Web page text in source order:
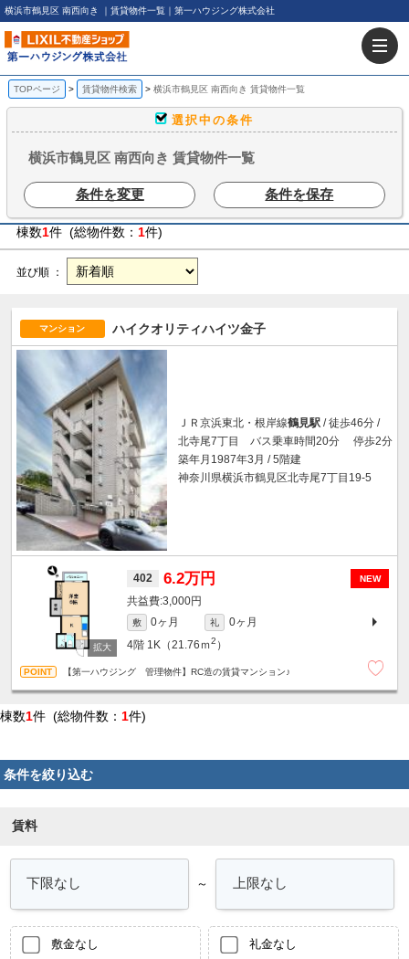
横浜市鶴見区 南西向き ｜賃貸物件一覧｜第一ハウジング株式会社
TOPページ 賃貸物件検索 横浜市鶴見区 南西向き 賃貸物件一覧
選択中の条件
横浜市鶴見区 南西向き 賃貸物件一覧
条件を変更 条件を保存
棟数1件 (総物件数： 1件)
並び順 ：
マンション ハイクオリティハイツ金子
ＪＲ京浜東北・根岸線鶴見駅 / 徒歩46分 /
北寺尾7丁目 バス乗車時間20分 停歩2分
築年月1987年3月 / 5階建
神奈川県横浜市鶴見区北寺尾7丁目19-5
NEW
402 6.2万円
3,000円
敷 0ヶ月 礼
0ヶ月
4階 1K（21.76ｍ2 ）
【第一ハウジング 管理物件】RC造の賃貸マンション♪
棟数1件 (総物件数： 1件)
条件を絞り込む
賃料
～
敷金なし 礼金なし